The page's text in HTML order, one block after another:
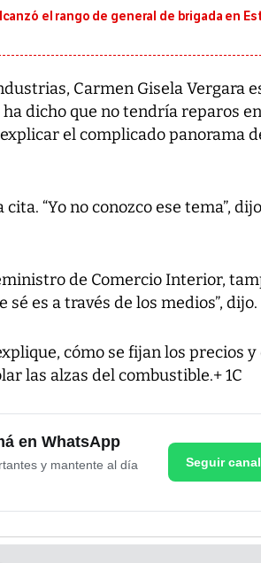
el rango de general de brigada en
Carmen Gisela Vergara
dicho que no tendría reparos en
el complicado panorama
“Yo no conozco ese tema”, dijo
de Comercio Interior,
es a través de los medios”, dijo.
cómo se fijan los precios y
las alzas del combustible.+ 1C
en WhatsApp
y mantente al día
Seguir canal